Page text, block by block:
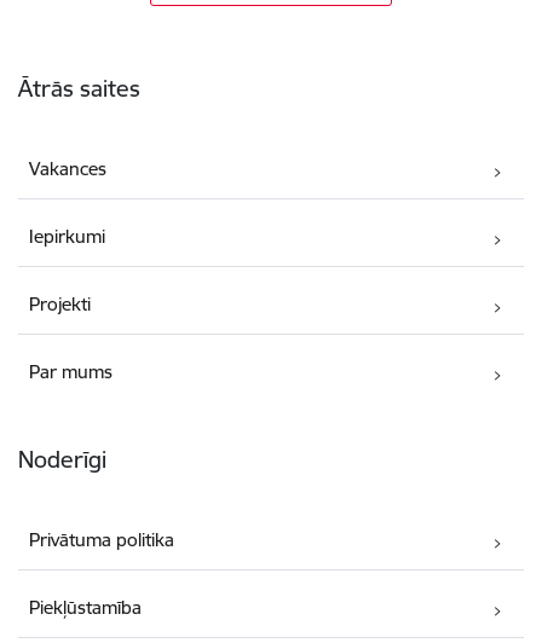
Ātrās saites
Vakances
Iepirkumi
Projekti
Par mums
Noderīgi
Privātuma politika
Piekļūstamība